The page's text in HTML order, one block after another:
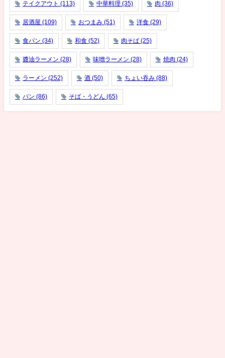
テイクアウト (113) 中華料理 (35) 肉 (36)
居酒屋 (109) おつまみ (51) 洋食 (29)
食パン (34) 和食 (52) 肉そば (25)
醬油ラーメン (28) 味噌ラーメン (28) 焼肉 (24)
ラーメン (252) 酒 (50) ちょい吞み (88)
パン (86) そば・うどん (65)